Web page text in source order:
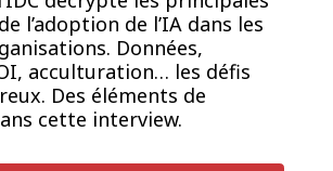
l’adoption de l’IA dans les
Données,
acculturation… les défis
Des éléments de
cette interview.
PREMIUM